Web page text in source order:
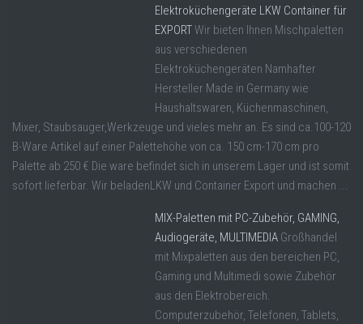
Elektroküchengeräte LKW Container für
EXPORTWir bieten Ihnen Mischpaletten
aus verschiedenen
Elektroküchengeräten Namhafter
Hersteller Made in Germany wie
Haushaltswaren, Küchenmaschinen,
Mixer, Staubsauger,Werkzeuge und vieles mehr an. Es sind ca.100-120
B-Ware Artikel auf einer Palettehöhe von ca. 150 cm-170 cm pro
Palette ab 250 € Die ware befindet sich in unserem Lager und ist somit
sofort lieferbar. Wir beladenLKW und Container Export und machen ...
MIX-Paletten mit PC-Zubehör, GAMING,
Audiogeräte, MULTIMEDIA Großhandel
mit Mixpaletten aus den bereichen PC,
Gaming und Multimedi sowie Zubehör
aus den Elektrobereich.
Computerzubehör, Telefonen, Tablets,